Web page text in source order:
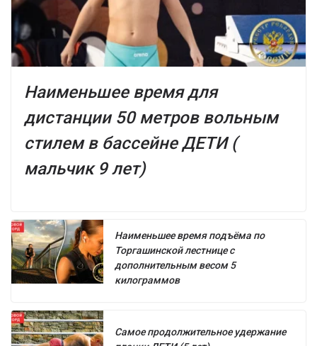
Наименьшее время для
дистанции 50 метров вольным
стилем в бассейне ДЕТИ (
мальчик 9 лет)
Наименьшее время подъёма по
Торгашинской лестнице с
дополнительным весом 5
килограммов
Самое продолжительное удержание